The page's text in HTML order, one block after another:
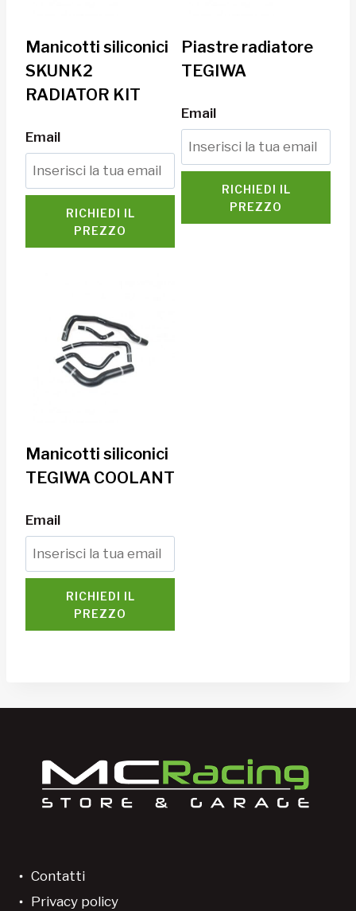
Manicotti siliconici
SKUNK2
RADIATOR KIT
Email
RICHIEDI IL
PREZZO
Piastre radiatore
TEGIWA
Email
RICHIEDI IL
PREZZO
Manicotti siliconici
TEGIWA COOLANT
Email
RICHIEDI IL
PREZZO
Contatti
Privacy policy